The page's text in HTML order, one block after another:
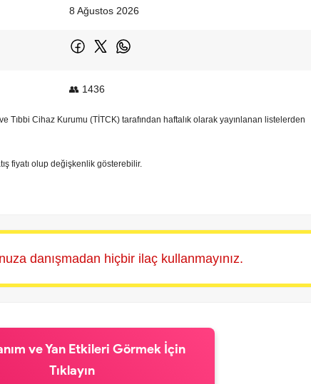
8 Ağustos 2026
👥 1436
Tıbbi Cihaz Kurumu (TİTCK) tarafından haftalık olarak yayınlanan listelerden
fiyatı olup değişkenlik gösterebilir.
danışmadan hiçbir ilaç kullanmayınız.
ve Yan Etkileri Görmek İçin
Tıklayın